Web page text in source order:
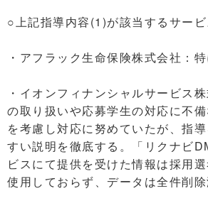
○上記指導内容(1)が該当するサー
・アフラック生命保険株式会社：
・イオンフィナンシャルサービス
の取り扱いや応募学生の対応に不
を考慮し対応に努めていたが、指
すい説明を徹底する。「リクナビ
ビスにて提供を受けた情報は採用
使用しておらず、データは全件削除